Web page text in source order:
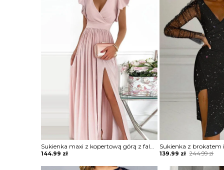
234.99 zł.
129.99 zł.
Sukienka maxi z kopertową górą z falbankami
144.99 zł 244.99zł
Original
was:
139.99 zł
Current